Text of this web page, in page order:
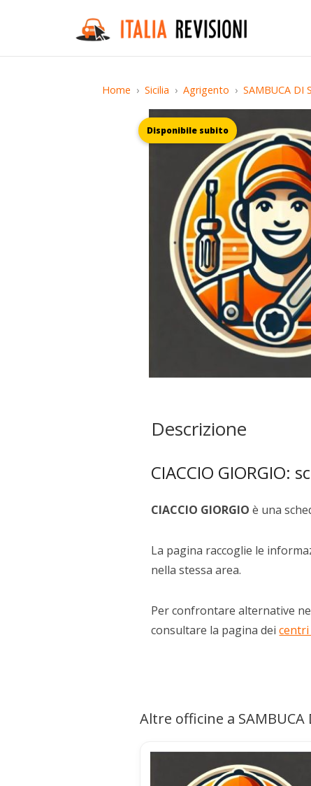
Home Sicilia Agrigento SAMBUCA DI
Descrizione
CIACCIO
CIACCIO GIORGIO è una
La pagina raccoglie le
nella stessa area.
Per confrontare alternative
consultare la pagina deicentri
Altre officine a SAMBUCA